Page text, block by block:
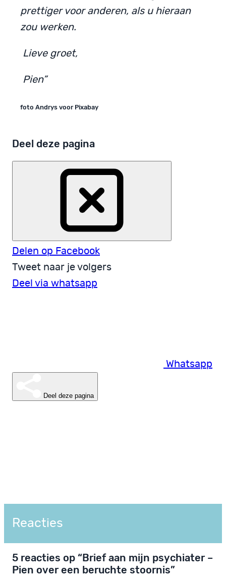
prettiger voor anderen, als u hieraan
zou werken.
Lieve groet,
Pien”
foto Andrys voor Pixabay
Deel deze pagina
Delen op Facebook
Tweet naar je volgers
Deel via whatsapp
Whatsapp
Deel deze pagina
Reacties
5 reacties op “Brief aan mijn psychiater –
Pien over een beruchte stoornis”